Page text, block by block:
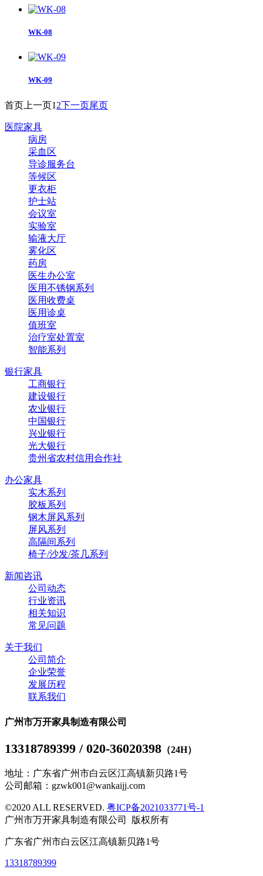
WK-08
WK-09
首页上一页12下一页尾页
医院家具
病房
采血区
导诊服务台
等候区
更衣柜
护士站
会议室
实验室
输液大厅
雾化区
药房
医生办公室
医用不锈钢系列
医用收费桌
医用诊桌
值班室
治疗室处置室
智能系列
银行家具
工商银行
建设银行
农业银行
中国银行
兴业银行
光大银行
贵州省农村信用合作社
办公家具
实木系列
胶板系列
钢木屏风系列
屏风系列
高隔间系列
椅子/沙发/茶几系列
新闻咨讯
公司动态
行业资讯
相关知识
常见问题
关于我们
公司简介
企业荣誉
发展历程
联系我们
广州市万开家具制造有限公司
13318789399 / 020-36020398 （24H）
地址：广东省广州市白云区江高镇新贝路1号
公司邮箱：gzwk001@wankaijj.com
©2020 ALL RESERVED. 粤ICP备2021033771号-1
广州市万开家具制造有限公司 版权所有
广东省广州市白云区江高镇新贝路1号
13318789399